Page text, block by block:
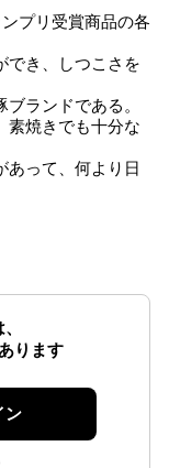
プリ受賞商品の各
き、しつこさを
ランドである。
焼きでも十分な
って、何より日
ります
ン